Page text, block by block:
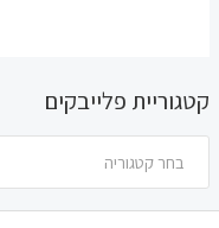
קטגוריית פלייבקים
בחר קטגוריה